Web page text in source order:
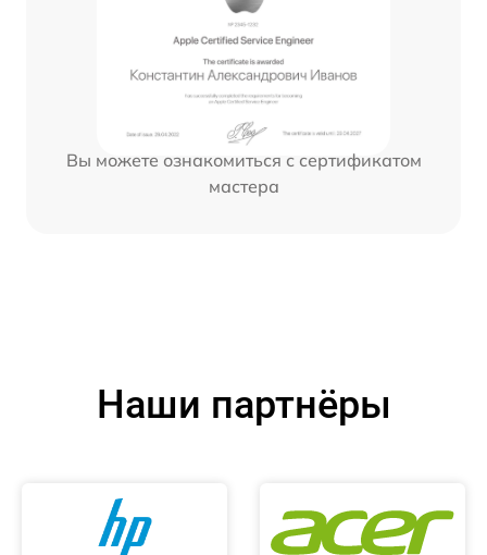
Вы можете ознакомиться с сертификатом
мастера
Наши партнёры